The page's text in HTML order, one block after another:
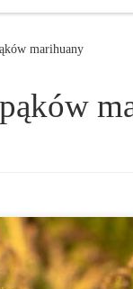
marihuany